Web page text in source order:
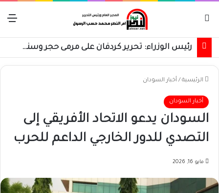
رئيس الوزراء: تحرير كردفان على مرمى حجر وسنسترد كل شبر
الرئيسية / أخبار السودان
أخبار السودان
السودان يدعو الاتحاد الأفريقي إلى
التصدي للدور الخارجي الداعم للحرب
مايو 16, 2026